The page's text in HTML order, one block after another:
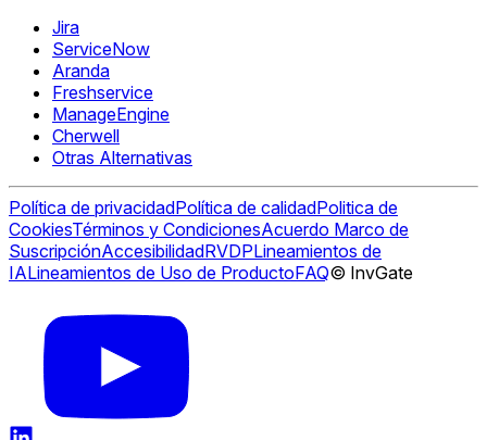
Jira
ServiceNow
Aranda
Freshservice
ManageEngine
Cherwell
Otras Alternativas
Política de privacidadPolítica de calidadPolitica de
CookiesTérminos y CondicionesAcuerdo Marco de
SuscripciónAccesibilidadRVDPLineamientos de
IALineamientos de Uso de ProductoFAQ© InvGate